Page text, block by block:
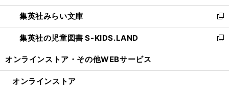
開
く
ウ
で
開
く
ン
ド
ウ
で
ウ
ィ
ン
ド
開
集英社みらい文庫
新
し
い
ン
集英社の児童図書 S-KIDS.LAND
新
ウ
オンラインストア・ その他WEBサービス
オンラインストア